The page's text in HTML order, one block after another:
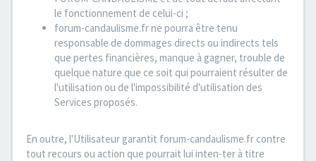
le fonctionnement de celui-ci ;
forum-candaulisme.fr ne pourra être tenu
responsable de dommages directs ou indirects tels
que pertes financières, manque à gagner, trouble de
quelque nature que ce soit qui pourraient résulter de
l'utilisation ou de l'impossibilité d'utilisation des
Services proposés.
En outre, l'Utilisateur garantit forum-candaulisme.fr contre
tout recours ou action que pourrait lui inten-ter à titre